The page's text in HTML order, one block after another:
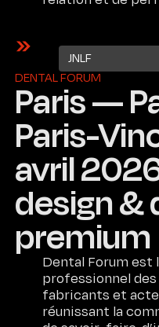
JNLF
Paris —
Paris-
avril
design &
premium
DENTAL FORUM
Dental Forum est
professionnel
fabricants et
réunissant la